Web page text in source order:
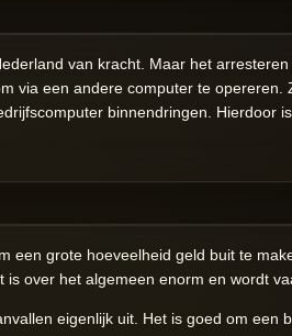
van kracht. Maar het
via een andere computer te opereren.
binnendringen. Hierdoor
een grote hoeveelheid geld buit te
over het algemeen enorm en wordt
eigenlijk uit. Het is goed om een